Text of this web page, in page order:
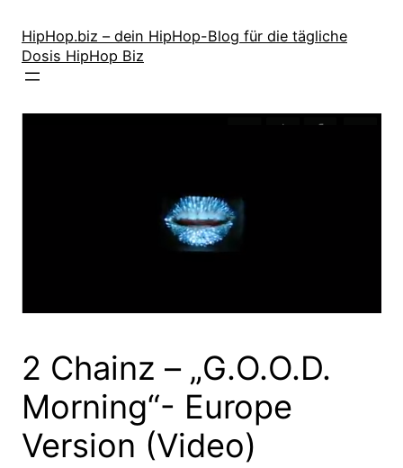
Inhalt
springen
HipHop.biz – dein HipHop-Blog für die tägliche
Dosis HipHop Biz
2 Chainz – „G.O.O.D.
Morning“- Europe
Version (Video)